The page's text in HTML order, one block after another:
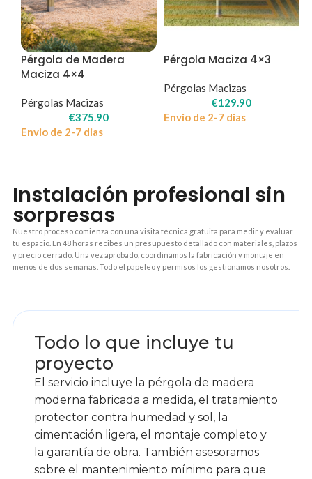
Pérgola de Madera
Maciza 4×4
Pérgolas Macizas
€375.90
Envio de 2-7 dias
Pérgola Maciza 4×3
Pérgolas Macizas
€129.90
Envio de 2-7 dias
Instalación profesional sin
sorpresas
Nuestro proceso comienza con una visita técnica gratuita para medir y evaluar
tu espacio. En 48 horas recibes un presupuesto detallado con materiales, plazos
y precio cerrado. Una vez aprobado, coordinamos la fabricación y montaje en
menos de dos semanas. Todo el papeleo y permisos los gestionamos nosotros.
Todo lo que incluye tu
proyecto
El servicio incluye la pérgola de madera
moderna fabricada a medida, el tratamiento
protector contra humedad y sol, la
cimentación ligera, el montaje completo y
la garantía de obra. También asesoramos
sobre el mantenimiento mínimo para que